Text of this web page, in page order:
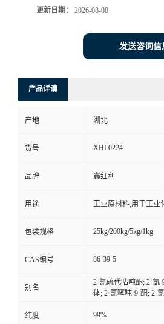
更新日期： 2026-08-08
发送咨询信
产品详请
产地 湖北
货号 XHL0224
品牌 鑫红利
用途 工业原材料,用于工业
包装规格 25kg/200kg/5kg/1kg
CAS编号 86-39-5
别名
2-氯硫代呫吨酮; 2-氯
体; 2-氯噻吨-9-酮; 2-
纯度 99%